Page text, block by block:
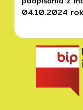
04.10.2024